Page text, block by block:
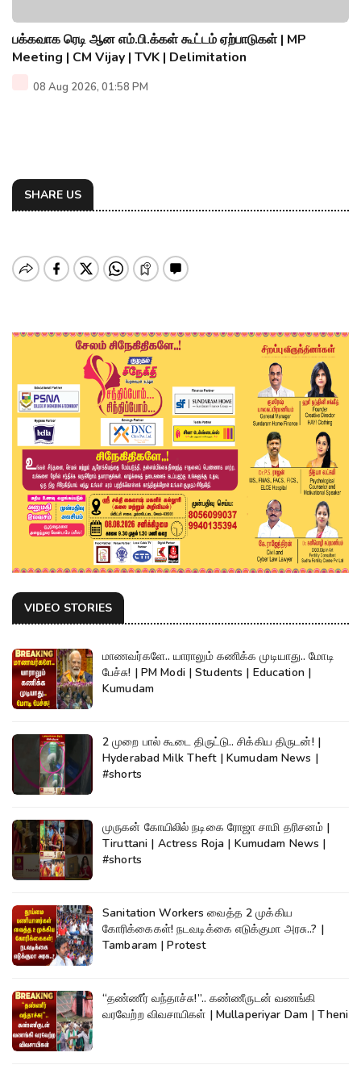
பக்கவாக ரெடி ஆன எம்.பி.க்கள் கூட்டம் ஏற்பாடுகள் | MP
Meeting | CM Vijay | TVK | Delimitation
08 Aug 2026, 01:58 PM
SHARE US
VIDEO STORIES
மாணவர்களே.. யாராலும் கணிக்க முடியாது.. மோடி
பேச்சு! | PM Modi | Students | Education |
Kumudam
2 முறை பால் கூடை திருட்டு.. சிக்கிய திருடன்! |
Hyderabad Milk Theft | Kumudam News |
#shorts
முருகன் கோயிலில் நடிகை ரோஜா சாமி தரிசனம் |
Tiruttani | Actress Roja | Kumudam News |
#shorts
Sanitation Workers வைத்த 2 முக்கிய
கோரிக்கைகள்! நடவடிக்கை எடுக்குமா அரசு..? |
Tambaram | Protest
“தண்ணீர் வந்தாச்சு!”.. கண்ணீருடன் வணங்கி
வரவேற்ற விவசாயிகள் | Mullaperiyar Dam | Theni